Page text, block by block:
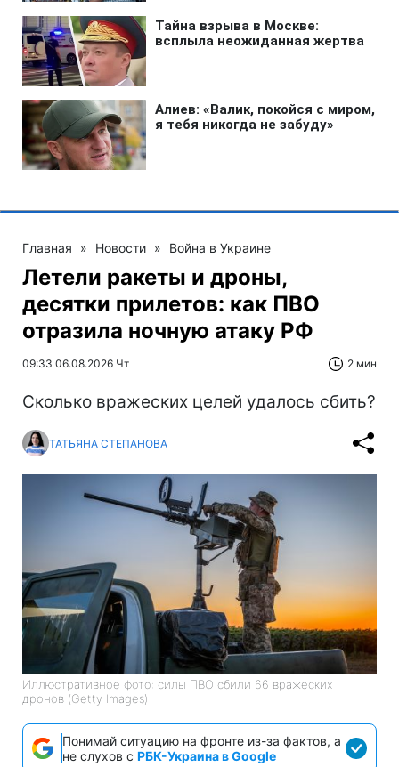
Главная » Новости » Война в Украине
Летели ракеты и дроны,
десятки прилетов: как ПВО
отразила ночную атаку РФ
09:33 06.08.2026 Чт 2 мин
Сколько вражеских целей удалось сбить?
ТАТЬЯНА СТЕПАНОВА
Иллюстративное фото: силы ПВО сбили 66 вражеских
дронов (Getty Images)
Понимай ситуацию на фронте из-за фактов, а
не слухов с РБК-Украина в Google